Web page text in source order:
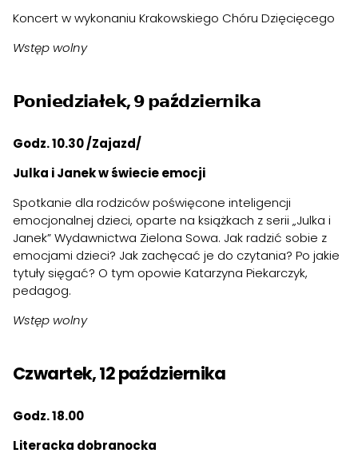
Koncert w wykonaniu Krakowskiego Chóru Dzięcięcego
Wstęp wolny
𝗣𝗼𝗻𝗶𝗲𝗱𝘇𝗶𝗮ł𝗲𝗸, 𝟵 𝗽𝗮ź𝗱𝘇𝗶𝗲𝗿𝗻𝗶𝗸𝗮
Godz. 10.30 /Zajazd/
Julka i Janek w świecie emocji
Spotkanie dla rodziców poświęcone inteligencji
emocjonalnej dzieci, oparte na książkach z serii „Julka i
Janek” Wydawnictwa Zielona Sowa. Jak radzić sobie z
emocjami dzieci? Jak zachęcać je do czytania? Po jakie
tytuły sięgać? O tym opowie Katarzyna Piekarczyk,
pedagog.
Wstęp wolny
Czwartek, 12 października
Godz. 18.00
Literacka dobranocka